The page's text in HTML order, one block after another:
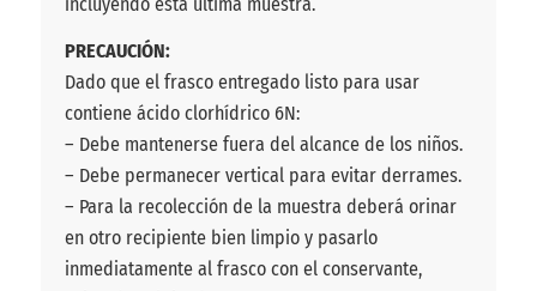
PRECAUCIÓN:
Dado que el frasco entregado listo para usar
contiene ácido clorhídrico 6N:
– Debe mantenerse fuera del alcance de los niños.
– Debe permanecer vertical para evitar derrames.
– Para la recolección de la muestra deberá orinar
en otro recipiente bien limpio y pasarlo
inmediatamente al frasco con el conservante,